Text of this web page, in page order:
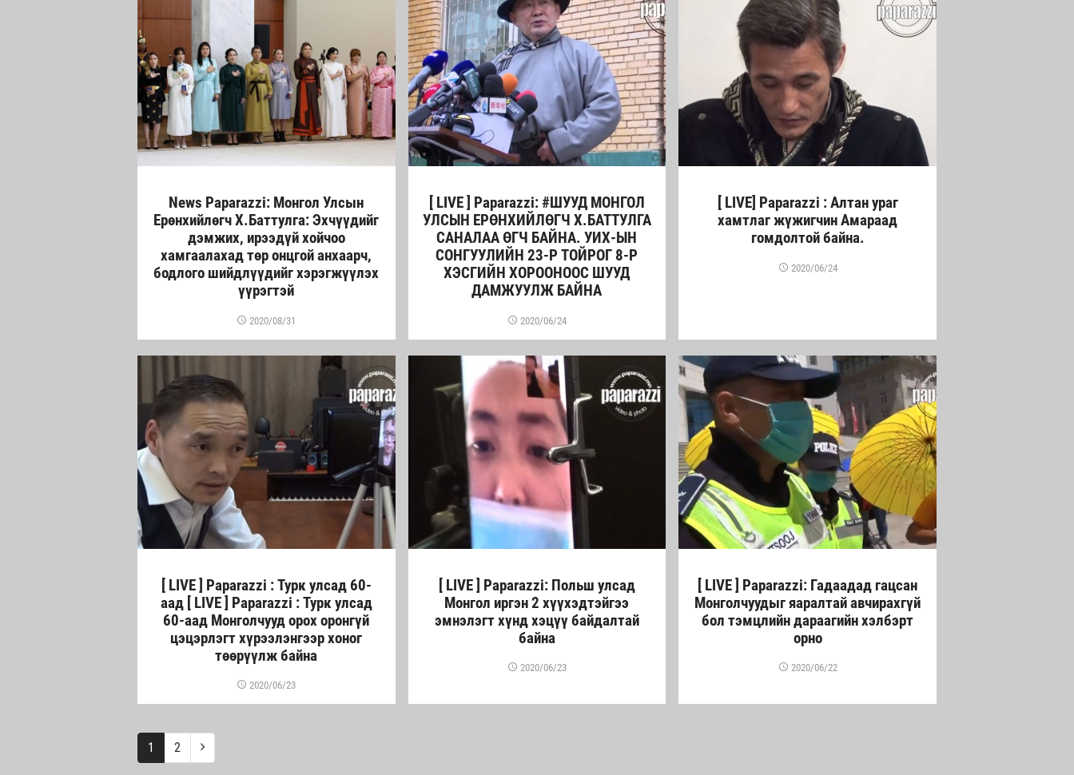
News Paparazzi: Монгол Улсын
Ерөнхийлөгч Х.Баттулга: Эхчүүдийг
дэмжих, ирээдүй хойчоо
хамгаалахад төр онцгой анхаарч,
бодлого шийдлүүдийг хэрэгжүүлэх
үүрэгтэй
2020/08/31
[ LIVE ] Paparazzi: #ШУУД МОНГОЛ
УЛСЫН ЕРӨНХИЙЛӨГЧ Х.БАТТУЛГА
САНАЛАА ӨГЧ БАЙНА. УИХ-ЫН
СОНГУУЛИЙН 23-Р ТОЙРОГ 8-Р
ХЭСГИЙН ХОРООНООС ШУУД
ДАМЖУУЛЖ БАЙНА
2020/06/24
[ LIVE] Paparazzi : Алтан ураг
хамтлаг жүжигчин Амараад
гомдолтой байна.
2020/06/24
[ LIVE ] Paparazzi : Турк улсад 60-
аад [ LIVE ] Paparazzi : Турк улсад
60-аад Монголчууд орох оронгүй
цэцэрлэгт хүрээлэнгээр хоног
төөрүүлж байна
2020/06/23
[ LIVE ] Paparazzi: Польш улсад
Монгол иргэн 2 хүүхэдтэйгээ
эмнэлэгт хүнд хэцүү байдалтай
байна
2020/06/23
[ LIVE ] Paparazzi: Гадаадад гацсан
Монголчуудыг яаралтай авчирахгүй
бол тэмцлийн дараагийн хэлбэрт
орно
2020/06/22
1 2